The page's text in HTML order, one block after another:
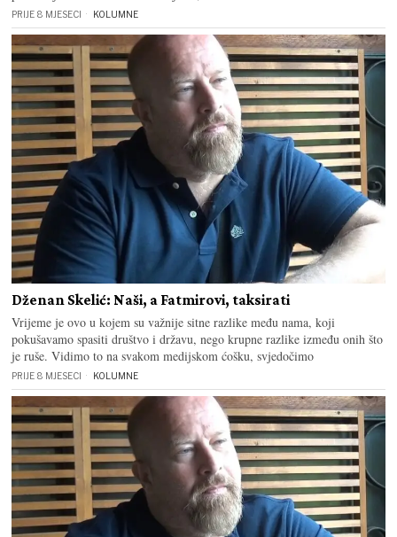
PRIJE 8 MJESECI KOLUMNE
Dženan Skelić: Naši, a Fatmirovi, taksirati
Vrijeme je ovo u kojem su važnije sitne razlike među nama, koji
pokušavamo spasiti društvo i državu, nego krupne razlike između onih što
je ruše. Vidimo to na svakom medijskom ćošku, svjedočimo
PRIJE 8 MJESECI KOLUMNE